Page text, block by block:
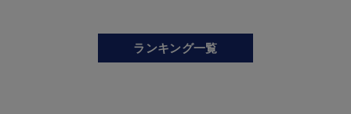
ランキング一覧